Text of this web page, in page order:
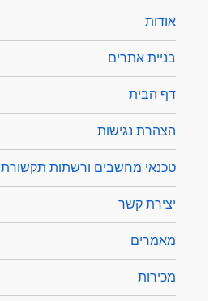
אודות
בניית אתרים
דף הבית
הצהרת נגישות
טכנאי מחשבים ורשתות תקשורת
יצירת קשר
מאמרים
מכירות